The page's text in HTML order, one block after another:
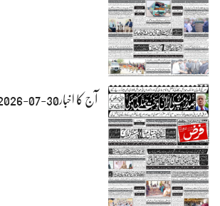
آج کا اخبار30-07-2026